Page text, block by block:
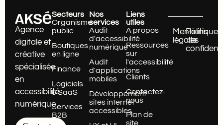
Agence
digitale et
créative
spécialisée
en
accessibilité
numérique
Nos
services
Audit
d'accessibilité
numérique
Audit
d'applications
mobiles
Développement
sites internet
accessibles
Liens
utiles
A propos
Ressources
sur
l'accessibilité
Clients
Contactez-
nous
Plan de
site
Secteurs
Organisme
public
Boutiques
en ligne
Finance
Logiciels
& SaaS
Services
B2B
Mentions
légales
Politique
de